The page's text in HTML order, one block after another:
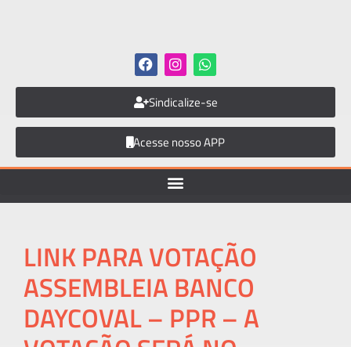
Sindicalize-se
Acesse nosso APP
LINK PARA VOTAÇÃO
ASSEMBLEIA BANCO
DAYCOVAL – PPR – A